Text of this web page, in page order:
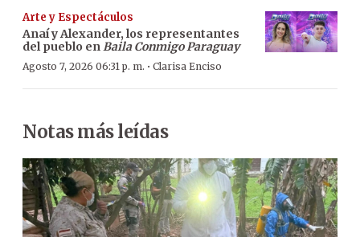
Arte y Espectáculos
Anaí y Alexander, los representantes
del pueblo enBaila Conmigo Paraguay
Agosto 7, 2026 06:31 p. m. · Clarisa Enciso
Notas más leídas